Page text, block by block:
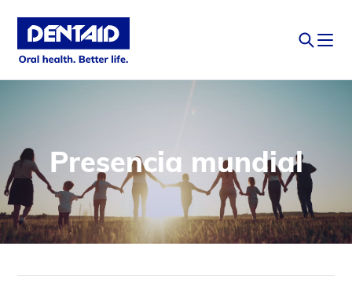
Presencia mundial